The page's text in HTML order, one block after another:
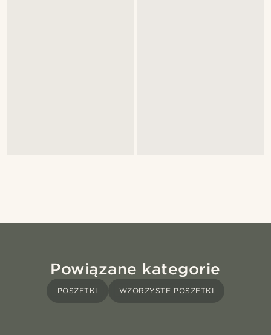
Powiązane kategorie
POSZETKI WZORZYSTE POSZETKI